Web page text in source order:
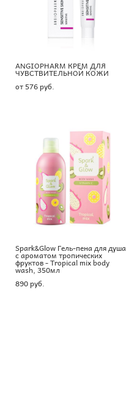
ANGIOPHARM КРЕМ ДЛЯ
ЧУВСТВИТЕЛЬНОЙ КОЖИ
от 576 pуб.
Spark&Glow Гель-пена для душа
с ароматом тропических
фруктов - Tropical mix body
wash, 350мл
890 pуб.